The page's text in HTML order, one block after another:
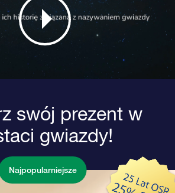
swój prezent w
gwiazdy!
Najpopularniejsze